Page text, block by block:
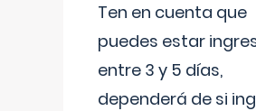
Ten en cuenta que
puedes estar
entre 3 y 5 días,
dependerá de si